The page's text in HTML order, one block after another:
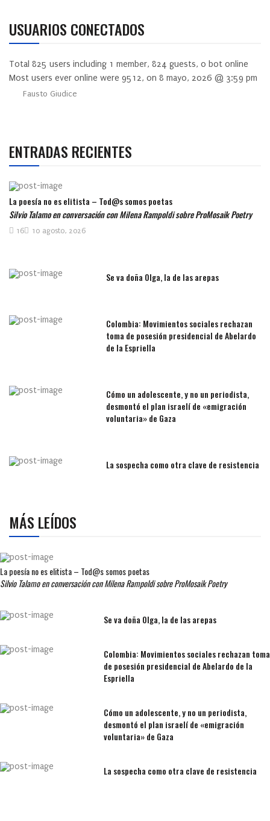
USUARIOS CONECTADOS
Total 825 users including 1 member, 824 guests, 0 bot online
Most users ever online were 9512, on 8 mayo, 2026 @ 3:59 pm
Fausto Giudice
ENTRADAS RECIENTES
La poesía no es elitista – Tod@s somos poetas
Silvio Talamo en conversación con Milena Rampoldi sobre ProMosaik Poetry
10 agosto, 2026
16
Se va doña Olga, la de las arepas
Colombia: Movimientos sociales rechazan
toma de posesión presidencial de Abelardo
de la Espriella
Cómo un adolescente, y no un periodista,
desmontó el plan israelí de «emigración
voluntaria» de Gaza
La sospecha como otra clave de resistencia
MÁS LEÍDOS
La poesía no es elitista – Tod@s somos poetas
Silvio Talamo en conversación con Milena Rampoldi sobre ProMosaik Poetry
Se va doña Olga, la de las arepas
Colombia: Movimientos sociales rechazan toma
de posesión presidencial de Abelardo de la
Espriella
Cómo un adolescente, y no un periodista,
desmontó el plan israelí de «emigración
voluntaria» de Gaza
La sospecha como otra clave de resistencia